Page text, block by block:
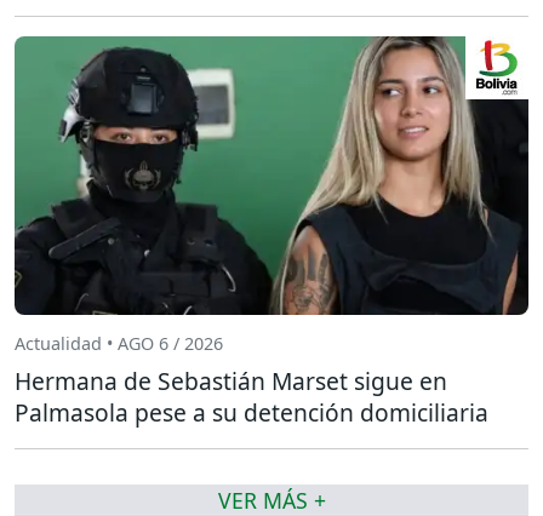
Actualidad • AGO 6 / 2026
Hermana de Sebastián Marset sigue en
Palmasola pese a su detención domiciliaria
VER MÁS +